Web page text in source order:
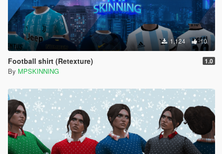
1,124 10
Football shirt (Retexture) 1.0
By MPSKINNING